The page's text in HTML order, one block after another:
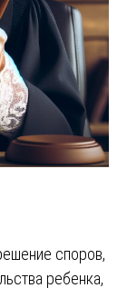
споров,
ребенка,